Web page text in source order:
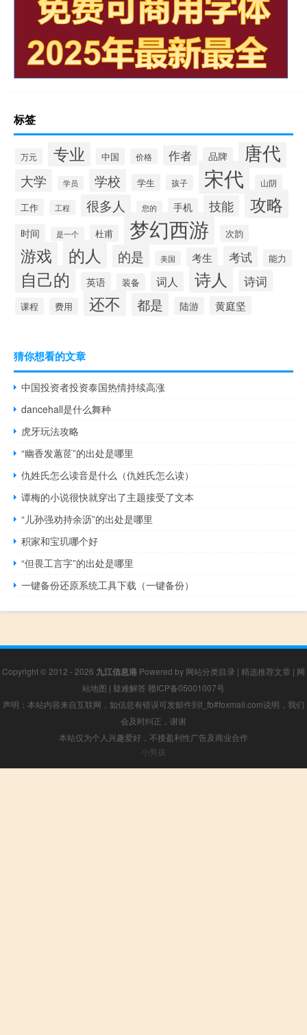
标签
万元 专业 中国 价格 作者 品牌 唐代
大学 学员 学校 学生 孩子 宋代 山阴
工作 工程 很多人 您的 手机 技能 攻略
时间 是一个 杜甫 梦幻西游 次韵
游戏 的人 的是 美国 考生 考试 能力
自己的 英语 装备 词人 诗人 诗词
课程 费用 还不 都是 陆游 黄庭坚
猜你想看的文章
中国投资者投资泰国热情持续高涨
dancehall是什么舞种
虎牙玩法攻略
“幽香发蕙茝”的出处是哪里
仇姓氏怎么读音是什么（仇姓氏怎么读）
谭梅的小说很快就穿出了主题接受了文本
“儿孙强劝持余沥”的出处是哪里
积家和宝玑哪个好
“但畏工言字”的出处是哪里
一键备份还原系统工具下载（一键备份）
Copyright © 2012 - 2026 九江信息港 Powered by 网站分类目录 | 精选推荐文章 | 网
站地图 | 疑难解答 赣ICP备05001007号
声明：本站内容来自互联网，如信息有错误可发邮件到f_fb#foxmail.com说明，我们
会及时纠正，谢谢
本站仅为个人兴趣爱好，不接盈利性广告及商业合作
小男孩